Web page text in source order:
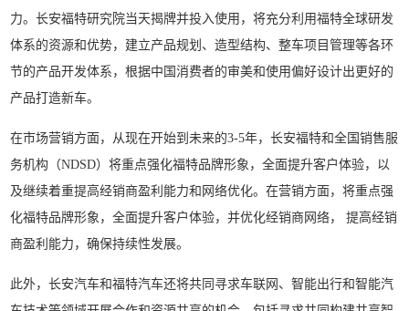
力。长安福特研究院当天揭牌并投入使用，将充分利用福特全球研发
体系的资源和优势，建立产品规划、造型结构、整车项目管理等各环
节的产品开发体系，根据中国消费者的审美和使用偏好设计出更好的
产品打造新车。
在市场营销方面，从现在开始到未来的3-5年，长安福特和全国销售服
务机构（NDSD）将重点强化福特品牌形象，全面提升客户体验，以
及继续着重提高经销商盈利能力和网络优化。在营销方面，将重点强
化福特品牌形象，全面提升客户体验，并优化经销商网络， 提高经销
商盈利能力，确保持续性发展。
此外，长安汽车和福特汽车还将共同寻求车联网、智能出行和智能汽